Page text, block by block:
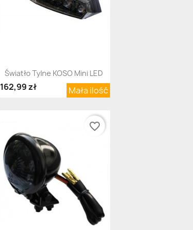
Szybki podgląd
Światło Tylne KOSO Mini LED
Mała ilość
162,99 zł
favorite_border